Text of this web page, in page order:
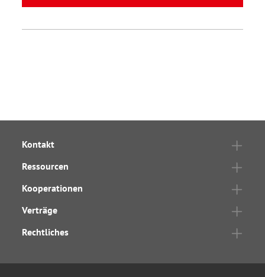
Kontakt
Ressourcen
Kooperationen
Verträge
Rechtliches